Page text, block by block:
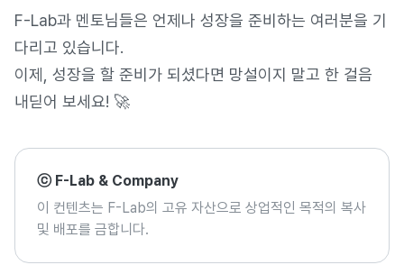
F-Lab과 멘토님들은 언제나 성장을 준비하는 여러분을 기
다리고 있습니다.
이제, 성장을 할 준비가 되셨다면 망설이지 말고 한 걸음
내딛어 보세요! 🚀
ⓒ F-Lab & Company
이 컨텐츠는 F-Lab의 고유 자산으로 상업적인 목적의 복사
및 배포를 금합니다.